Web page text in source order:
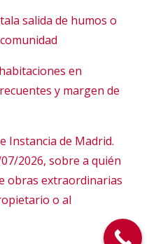
salida de humos o
en
y margen de
Instancia de Madrid.
2026, sobre a quién
obras extraordinarias
o al